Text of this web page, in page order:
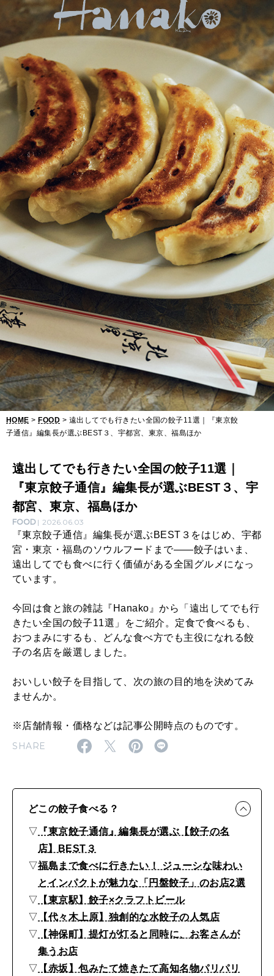
遠
出
し
て
で
行
き
た
い
全
国
の
餃
子
1
1
選
｜
『
東
餃
通
信
』
編
長
が
選
ぶ
、
HOME > FOOD > 遠出してでも行きたい全国の餃子11選｜『東京餃
子通信』編集長が選ぶBEST３、宇都宮、東京、福島ほか
遠出してでも行きたい全国の餃子11選｜
『東京餃子通信』編集長が選ぶBEST３、宇
都宮、東京、福島ほか
FOOD 2026.06.03
『東京餃子通信』編集長が選ぶBEST３をはじめ、宇都
宮・東京・福島のソウルフードまで——餃子はいま、
遠出してでも食べに行く価値がある全国グルメになっ
ています。
今回は食と旅の雑誌『Hanako』から「遠出してでも行
きたい全国の餃子11選」をご紹介。定食で食べるも、
おつまみにするも、どんな食べ方でも主役になれる餃
子の名店を厳選しました。
おいしい餃子を目指して、次の旅の目的地を決めてみ
ませんか。
※店舗情報・価格などは記事公開時点のものです。
SHARE
どこの餃子食べる？
▽ 『東京餃子通信』編集長が選ぶ【餃子の名
店】BEST３
▽福島まで食べに行きたい！ ジューシな味わい
とインパクトが魅力な「円盤餃子」のお店2選
▽ 【東京駅】餃子×クラフトビール
▽ 【代々木上原】独創的な水餃子の人気店
▽ 【神保町】提灯が灯ると同時に、お客さんが
集うお店
▽ 【赤坂】包みたて焼きたて高知名物パリパリ